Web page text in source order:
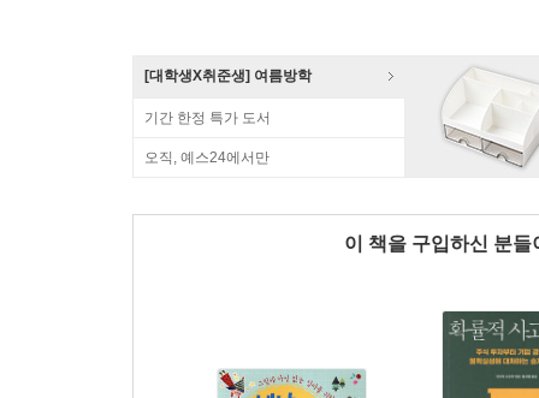
[대학생X취준생] 여름방학
기간 한정 특가 도서
오직, 예스24에서만
이 책을 구입하신 분